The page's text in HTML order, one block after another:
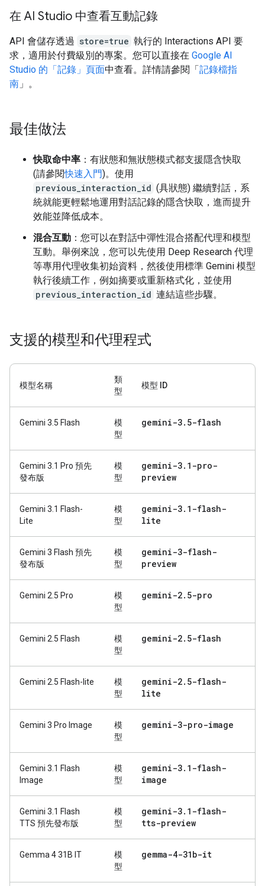
在 AI Studio 中查看互動記錄
API 會儲存透過 store=true 執行的 Interactions API 要
求，適用於付費級別的專案。您可以直接在 Google AI
Studio 的「記錄」頁面中查看。詳情請參閱「記錄檔指
南 」。
最佳做法
快取命中率 ：有狀態和無狀態模式都支援隱含快取
(請參閱快速入門)。使用
previous_interaction_id (具狀態) 繼續對話，系
統就能更輕鬆地運用對話記錄的隱含快取，進而提升
效能並降低成本。
混合互動 ：您可以在對話中彈性混合搭配代理和模型
互動。舉例來說，您可以先使用 Deep Research 代理
等專用代理收集初始資料，然後使用標準 Gemini 模型
執行後續工作，例如摘要或重新格式化，並使用
previous_interaction_id 連結這些步驟。
支援的模型和代理程式
模型名稱
類
型
模型 ID
Gemini 3.5 Flash
模
型
gemini-3. 5-flash
Gemini 3.1 Pro 預先
發布版
模
型
gemini-3. 1-pro-
preview
Gemini 3.1 Flash-
Lite
模
型
gemini-3. 1-flash-
lite
Gemini 3 Flash 預先
發布版
模
型
gemini-3-flash-
preview
Gemini 2.5 Pro
模
型
gemini-2. 5-pro
Gemini 2.5 Flash
模
型
gemini-2. 5-flash
Gemini 2.5 Flash-lite
模
型
gemini-2. 5-flash-
lite
Gemini 3 Pro Image
模
型
gemini-3-pro-image
Gemini 3.1 Flash
Image
模
型
gemini-3. 1-flash-
image
Gemini 3.1 Flash
TTS 預先發布版
模
型
gemini-3. 1-flash-
tts-preview
Gemma 4 31B IT
模
型
gemma-4-31b-it